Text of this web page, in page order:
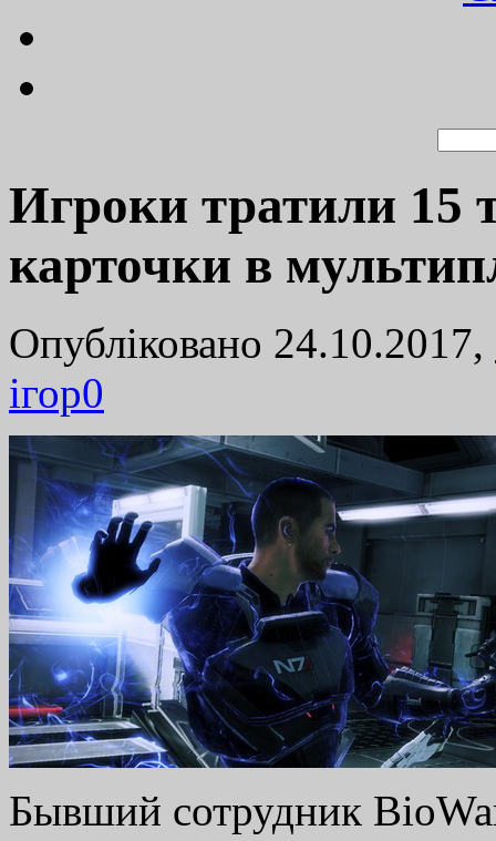
Игроки тратили 15
карточки в
Опубліковано 24.10.2017,
ігор0
Бывший сотрудник